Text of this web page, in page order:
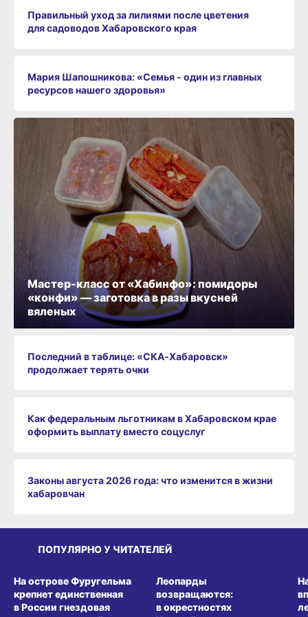
Правильный уход за лилиями после цветения
для садоводов Хабаровского края
Мария Шапошникова: «Семья - один из главных
ресурсов нашего здоровья»
Последний в таблице: «СКА‑Хабаровск»
продолжает терять очки
Как федеральным льготникам в Хабаровском крае
оформить выплату вместо соцуслуг
Законы августа 2026 года: что изменится в жизни
хабаровчан
Мастер-класс от «Хабинфо»: помидоры
«конфи» — заготовка в разы вкусней
вяленых
ПОПУЛЯРНО У ЧИТАТЕЛЕЙ
На острове Фуругельма
крепнет единственная
в России гнездовая
Леопарды
возвращаются:
в окрестностях